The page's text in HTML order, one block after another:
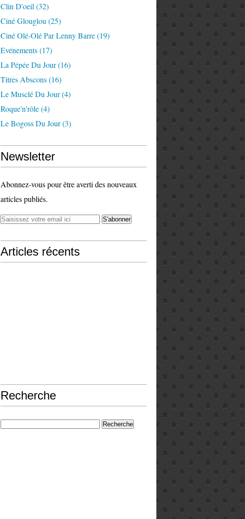
Clin D'oeil (32)
Ciné Glouglou (25)
Ciné Olé-Olé Par Lenny Barre(19)
Evénements(17)
La Pépée Du Jour(16)
Titres Abscons(16)
Le Musclé Du Jour(4)
Roque'n'rôle(4)
Le Bogoss Du Jour(3)
Newsletter
Abonnez-vous pour être averti des nouveaux
articles publiés.
Articles récents
Recherche